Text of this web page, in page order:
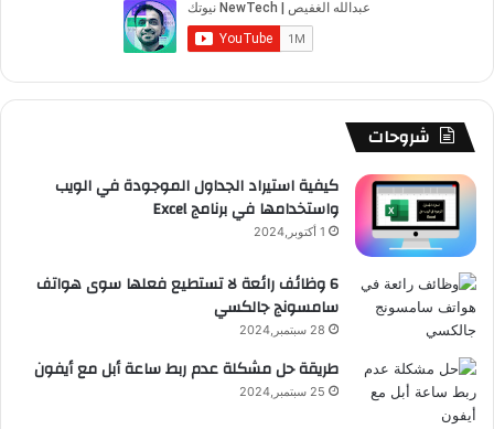
شروحات
كيفية استيراد الجداول الموجودة في الويب
واستخدامها في برنامج Excel
1 أكتوبر,2024
6 وظائف رائعة لا تستطيع فعلها سوى هواتف
سامسونج جالكسي
28 سبتمبر,2024
طريقة حل مشكلة عدم ربط ساعة أبل مع أيفون
25 سبتمبر,2024